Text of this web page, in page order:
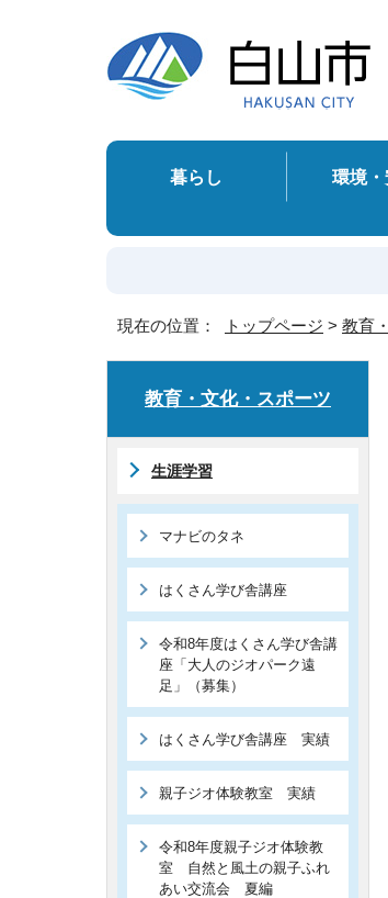
暮らし 環境
現在の位置： トップページ > 教育
教育・文化・スポーツ
生涯学習
マナビのタネ
はくさん学び舎講座
令和8年度はくさん学び舎講
座「大人のジオパーク遠
足」（募集）
はくさん学び舎講座 実績
親子ジオ体験教室 実績
令和8年度親子ジオ体験教
室 自然と風土の親子ふれ
あい交流会 夏編